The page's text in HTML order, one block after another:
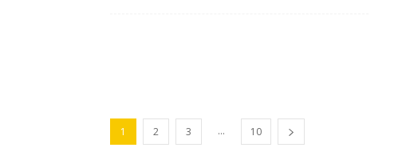
1 2 3 ... 10